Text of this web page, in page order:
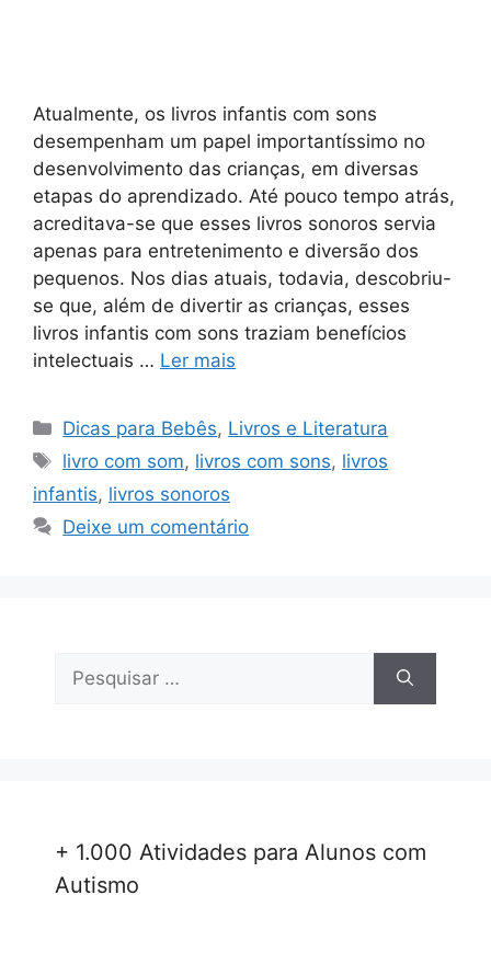
Atualmente, os livros infantis com sons
desempenham um papel importantíssimo no
desenvolvimento das crianças, em diversas
etapas do aprendizado. Até pouco tempo atrás,
acreditava-se que esses livros sonoros servia
apenas para entretenimento e diversão dos
pequenos. Nos dias atuais, todavia, descobriu-
se que, além de divertir as crianças, esses
livros infantis com sons traziam benefícios
intelectuais … Ler mais
Categorias
Dicas para Bebês, Livros e Literatura
Tags
livro com som, livros com sons, livros
infantis, livros sonoros
Deixe um comentário
por:
+ 1.000 Atividades para Alunos com
Autismo